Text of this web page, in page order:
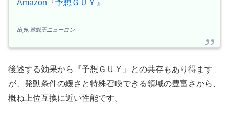
Amazon『予想ＧＵＹ』
出典:遊戯王ニューロン
後述する効果から『予想ＧＵＹ』との共存もあり得ます
が、発動条件の緩さと特殊召喚できる領域の豊富さから、
概ね上位互換に近い性能です。